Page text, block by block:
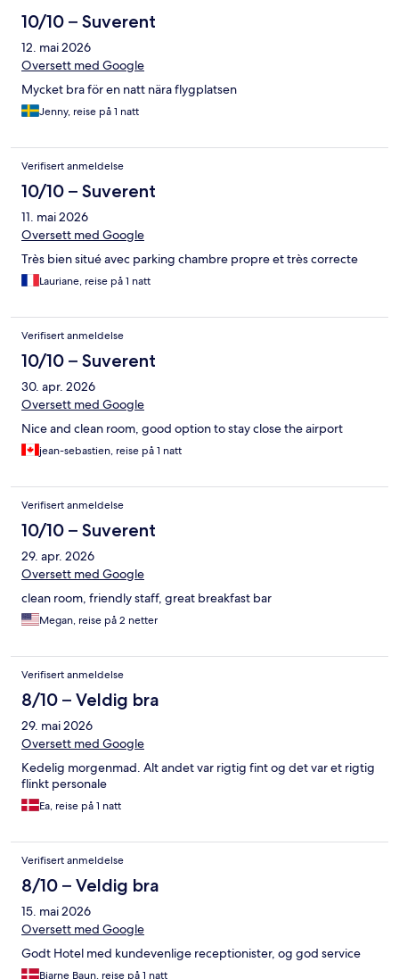
10/10 – Suverent
12. mai 2026
Oversett med Google
Mycket bra för en natt nära flygplatsen
Jenny, reise på 1 natt
Verifisert anmeldelse
10/10 – Suverent
11. mai 2026
Oversett med Google
Très bien situé avec parking chambre propre et très correcte
Lauriane, reise på 1 natt
Verifisert anmeldelse
10/10 – Suverent
30. apr. 2026
Oversett med Google
Nice and clean room, good option to stay close the airport
jean-sebastien, reise på 1 natt
Verifisert anmeldelse
10/10 – Suverent
29. apr. 2026
Oversett med Google
clean room, friendly staff, great breakfast bar
Megan, reise på 2 netter
Verifisert anmeldelse
8/10 – Veldig bra
29. mai 2026
Oversett med Google
Kedelig morgenmad. Alt andet var rigtig fint og det var et rigtig
flinkt personale
Ea, reise på 1 natt
Verifisert anmeldelse
8/10 – Veldig bra
15. mai 2026
Oversett med Google
Godt Hotel med kundevenlige receptionister, og god service
Bjarne Baun, reise på 1 natt